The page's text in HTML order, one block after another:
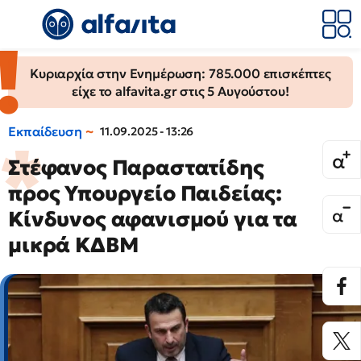
Κυριαρχία στην Ενημέρωση: 785.000 επισκέπτες
είχε το alfavita.gr στις 5 Αυγούστου!
Εκπαίδευση 11.09.2025 - 13:26
Στέφανος Παραστατίδης
προς Υπουργείο Παιδείας:
Κίνδυνος αφανισμού για τα
μικρά ΚΔΒΜ